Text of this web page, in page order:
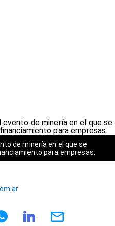
de minería en el que se
para empresas.